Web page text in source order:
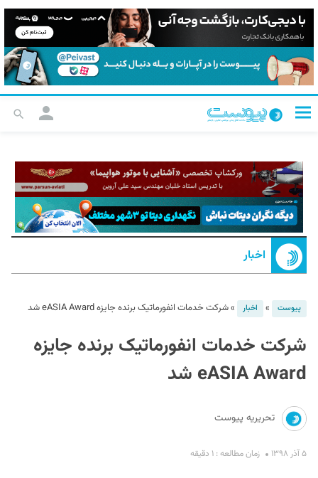
اخبار
پیوست » اخبار »شرکت خدمات انفورماتیک برنده جایزه eASIA Award شد
شرکت خدمات انفورماتیک برنده جایزه
eASIA Award شد
تحریریه پیوست
۵ آذر ۱۳۹۸ زمان مطالعه : ۱ دقیقه